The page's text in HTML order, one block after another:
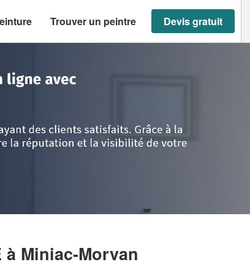
Trouver un peintre Devis gratuit
à Miniac-Morvan